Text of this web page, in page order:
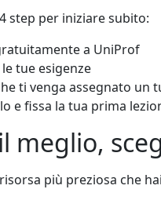
step per iniziare subito:
a UniProf
tue esigenze
ti venga assegnato un
e fissa la tua prima
meglio,
più preziosa che